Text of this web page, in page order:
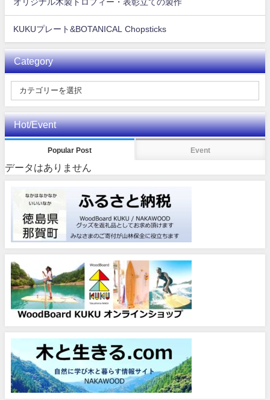
KUKUプレート&BOTANICAL Chopsticks
Category
Hot/Event
Popular Post Event
データはありません